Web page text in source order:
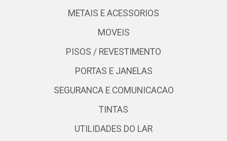
METAIS E ACESSORIOS
MOVEIS
PISOS / REVESTIMENTO
PORTAS E JANELAS
SEGURANCA E COMUNICACAO
TINTAS
UTILIDADES DO LAR